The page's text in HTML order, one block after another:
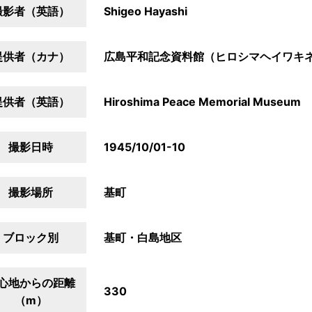
者（英語） Shigeo Hayashi
者（カナ） 広島平和記念資料館（ヒロシマヘイワキ
者（英語） Hiroshima Peace Memorial Museum
撮影日時 1945/10/01-10
撮影場所 基町
ブロック別 基町・白島地区
地からの距離
（m）
330